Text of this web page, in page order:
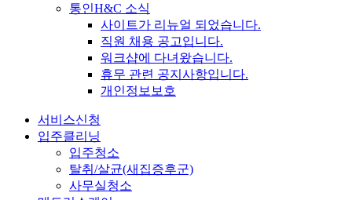
통인H&C 소식
사이트가 리뉴얼 되었습니다.
직원 채용 공고입니다.
워크샵에 다녀왔습니다.
휴무 관련 공지사항입니다.
개인정보보호
서비스신청
입주클리닝
입주청소
탈취/살균(새집증후군)
사무실청소